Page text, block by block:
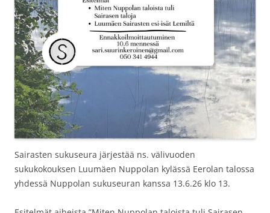
Sairasten sukuseura järjestää ns. välivuoden
sukukokouksen Luumäen Nuppolan kylässä Eerolan talossa
yhdessä Nuppolan sukuseuran kanssa 13.6.26 klo 13.